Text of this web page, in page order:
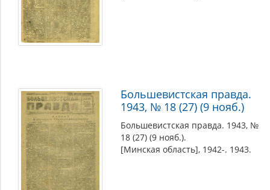
Большевистская правда.
1943, № 18 (27) (9 нояб.)
Большевистская правда. 1943, №
18 (27) (9 нояб.).
[Минская область], 1942-. 1943.